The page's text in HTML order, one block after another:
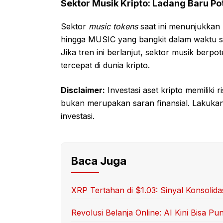
Sektor Musik Kripto: Ladang Baru
Sektor music tokenssaat ini menunjukkan
hingga MUSIC yang bangkit dalam waktu
Jika tren ini berlanjut, sektor musik
tercepat di dunia kripto.
Disclaimer: Investasi aset kripto memiliki
bukan merupakan saran finansial.
investasi.
Baca Juga
XRP Tertahan di $1.03: Sinyal
Revolusi Belanja Online: AI Kini Bisa